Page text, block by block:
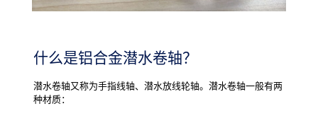
什么是铝合金潜水卷轴？
潜水卷轴又称为手指线轴、潜水放线轮轴。潜水卷轴一般有两
种材质：